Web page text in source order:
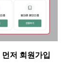
먼저 회원가입